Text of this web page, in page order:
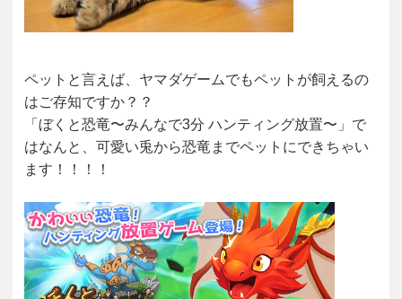
ペットと言えば、ヤマダゲームでもペットが飼えるの
はご存知ですか？？
「ぼくと恐竜〜みんなで3分 ハンティング放置〜」で
はなんと、可愛い兎から恐竜までペットにできちゃい
ます！！！！